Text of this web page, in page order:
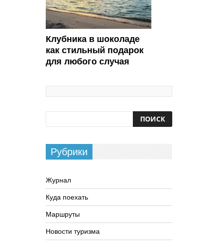
Клубника в шоколаде
как стильный подарок
для любого случая
Рубрики
Журнал
Куда поехать
Маршруты
Новости туризма